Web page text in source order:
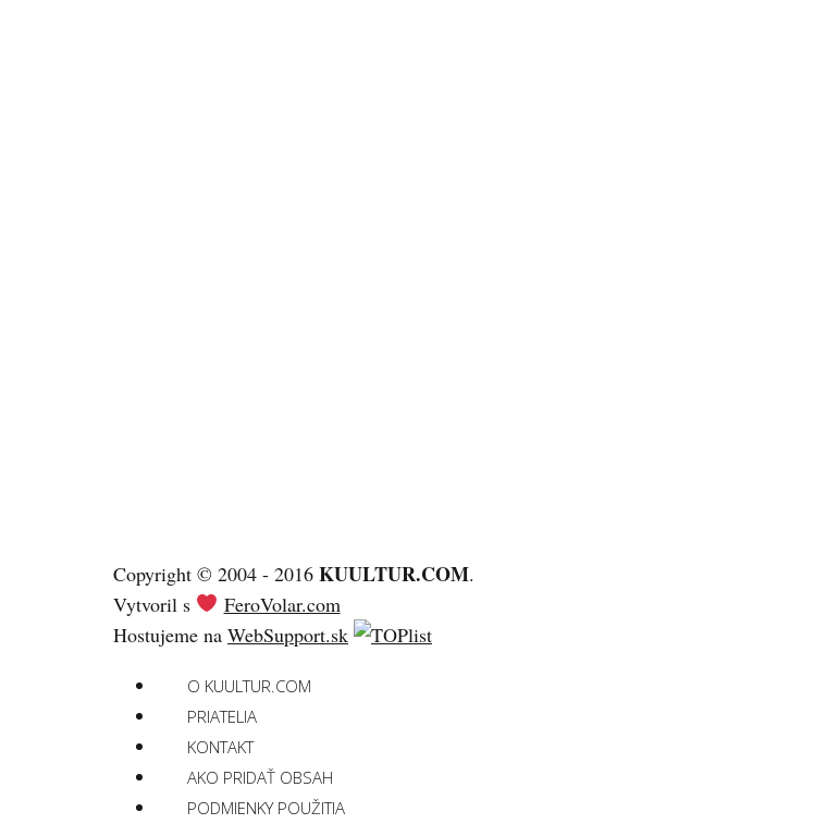
Copyright © 2004 - 2016 KUULTUR.COM.
Vytvoril s
FeroVolar.com
Hostujeme na WebSupport.sk
O KUULTUR.COM
PRIATELIA
KONTAKT
AKO PRIDAŤ OBSAH
PODMIENKY POUŽITIA